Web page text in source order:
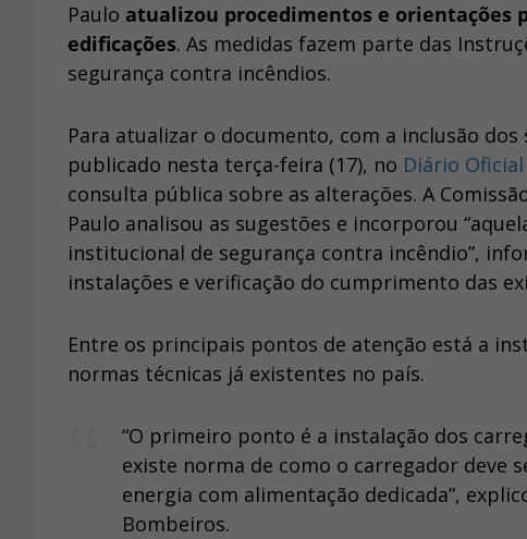
Paulo atualizou procedimentos e orientações
edificações. As medidas fazem parte das
segurança contra incêndios.
Para atualizar o documento, com a inclusão
publicado nesta terça-feira (17), no Diário
consulta pública sobre as alterações. A
Paulo analisou as sugestões e incorporou
institucional de segurança contra incêndio”,
instalações e verificação do cumprimento das
Entre os principais pontos de atenção está a
normas técnicas já existentes no país.
“O primeiro ponto é a instalação dos
existe norma de como o carregador deve
energia com alimentação dedicada”,
Bombeiros.